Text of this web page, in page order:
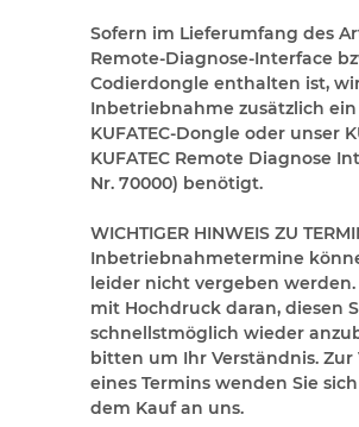
Sofern im Lieferumfang des
Remote-Diagnose-Interface
Codierdongle enthalten ist,
Inbetriebnahme zusätzlich
KUFATEC-Dongle oder unser
KUFATEC Remote Diagnose
Nr. 70000) benötigt.
WICHTIGER HINWEIS ZU
Inbetriebnahmetermine
leider nicht vergeben
mit Hochdruck daran, diesen
schnellstmöglich wieder
bitten um Ihr Verständnis.
eines Termins wenden Sie
dem Kauf an uns.